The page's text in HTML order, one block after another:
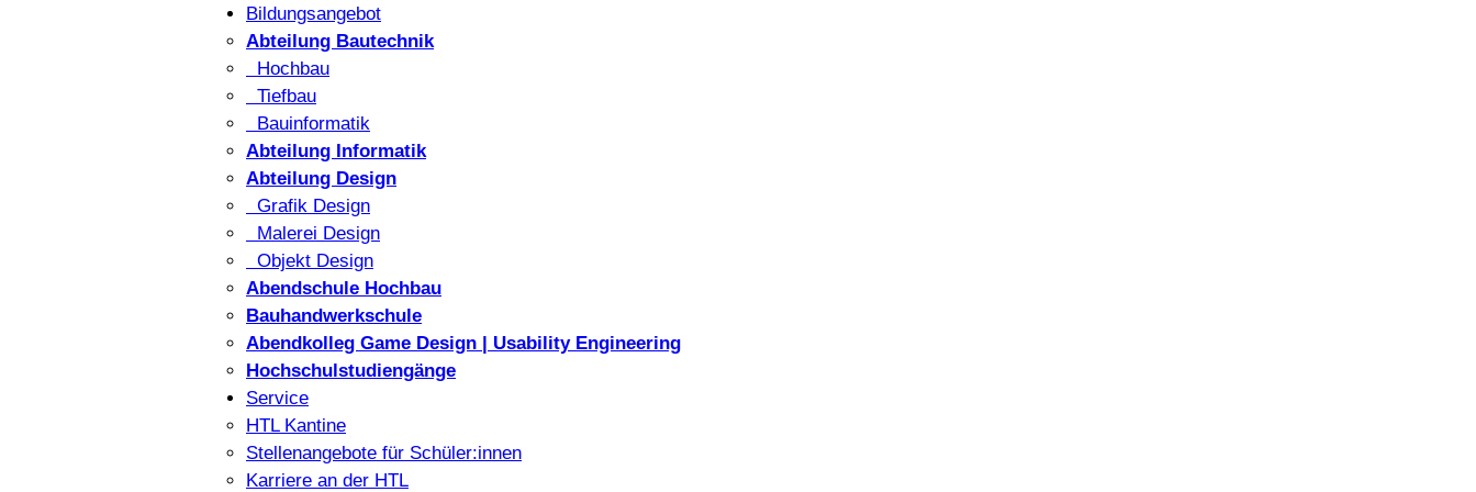
Bildungsangebot
Abteilung Bautechnik
Hochbau
Tiefbau
Bauinformatik
Abteilung Informatik
Abteilung Design
Grafik Design
Malerei Design
Objekt Design
Abendschule Hochbau
Bauhandwerkschule
Abendkolleg Game Design | Usability Engineering
Hochschulstudiengänge
Service
HTL Kantine
Stellenangebote für Schüler:innen
Karriere an der HTL